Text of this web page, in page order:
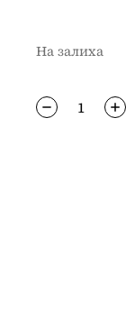
На залиха